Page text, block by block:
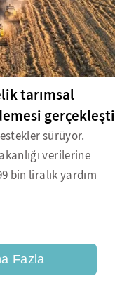
tarımsal
gerçekleşti
sürüyor.
verilerine
bin liralık yardım
Fazla